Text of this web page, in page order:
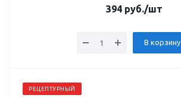
394руб./шт
В корзину
РЕЦЕПТУРНЫЙ